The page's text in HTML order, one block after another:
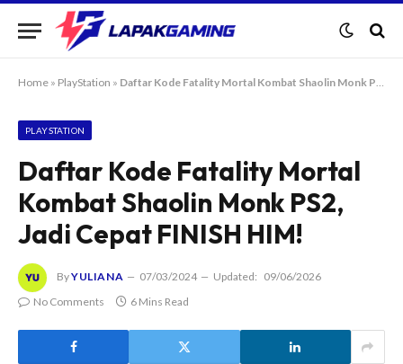
Home » PlayStation » Daftar Kode Fatality Mortal Kombat Shaolin Monk PS2, Jadi Cepat FINISH HIM!
PLAYSTATION
Daftar Kode Fatality Mortal
Kombat Shaolin Monk PS2,
Jadi Cepat FINISH HIM!
ByYULIANA 07/03/2024 Updated: 09/06/2026
No Comments
6 Mins Read